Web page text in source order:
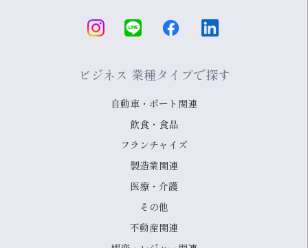
ビジネス 業種タイプで探す
自動車・ボート関連
飲食・食品
フランチャイズ
製造業関連
医療・介護
その他
不動産関連